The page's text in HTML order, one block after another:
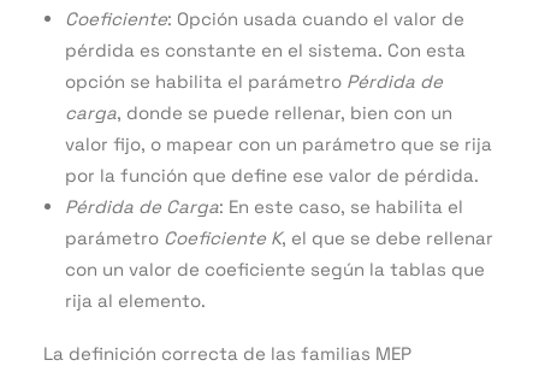
Coeficiente: Opción usada cuando el valor de
pérdida es constante en el sistema. Con esta
opción se habilita el parámetro Pérdida de
carga, donde se puede rellenar, bien con un
valor fijo, o mapear con un parámetro que se rija
por la función que define ese valor de pérdida.
Pérdida de Carga: En este caso, se habilita el
parámetro Coeficiente K, el que se debe rellenar
con un valor de coeficiente según la tablas que
rija al elemento.
La definición correcta de las familias MEP